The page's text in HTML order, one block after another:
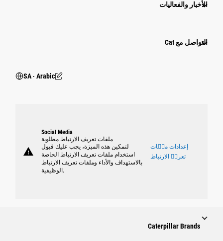
الأخبار والفعاليات
التواصل مع Cat
SA ‧ Arabic
warning
Social Media
ملفات تعريف الارتباط مطلوبة
لتمكين هذه الميزة، يجب عليك قبول
استخدام ملفات تعريف الارتباط الخاصة
بالاستهداف والأداء وملفات تعريف الارتباط
الوظيفية.
إعدادات ملٝات
تعريٝ الارتباط
Caterpillar Brands